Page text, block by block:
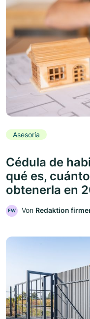
Asesoría
Cédula de
qué es,
obtenerla en
FW Von Redaktion